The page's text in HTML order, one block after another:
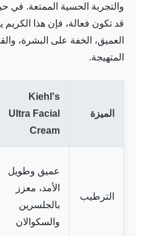
والتجربة الحسية الممتعة.
قد تكون فعالة، فإن هذا الكريم
العميق، الخفة على البشرة،
المتهيجة.
الميزة
Kiehl's
Ultra Facial
Cream
الترطيب
عميق وطويل
الأمد، معزز
بالجلسرين
والسكوالان